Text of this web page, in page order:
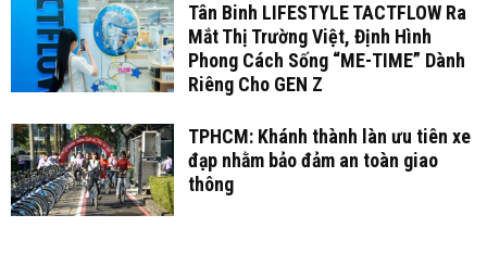
Tân Binh LIFESTYLE TACTFLOW Ra
Mắt Thị Trường Việt, Định Hình
Phong Cách Sống “ME-TIME” Dành
Riêng Cho GEN Z
TPHCM: Khánh thành làn ưu tiên xe
đạp nhằm bảo đảm an toàn giao
thông